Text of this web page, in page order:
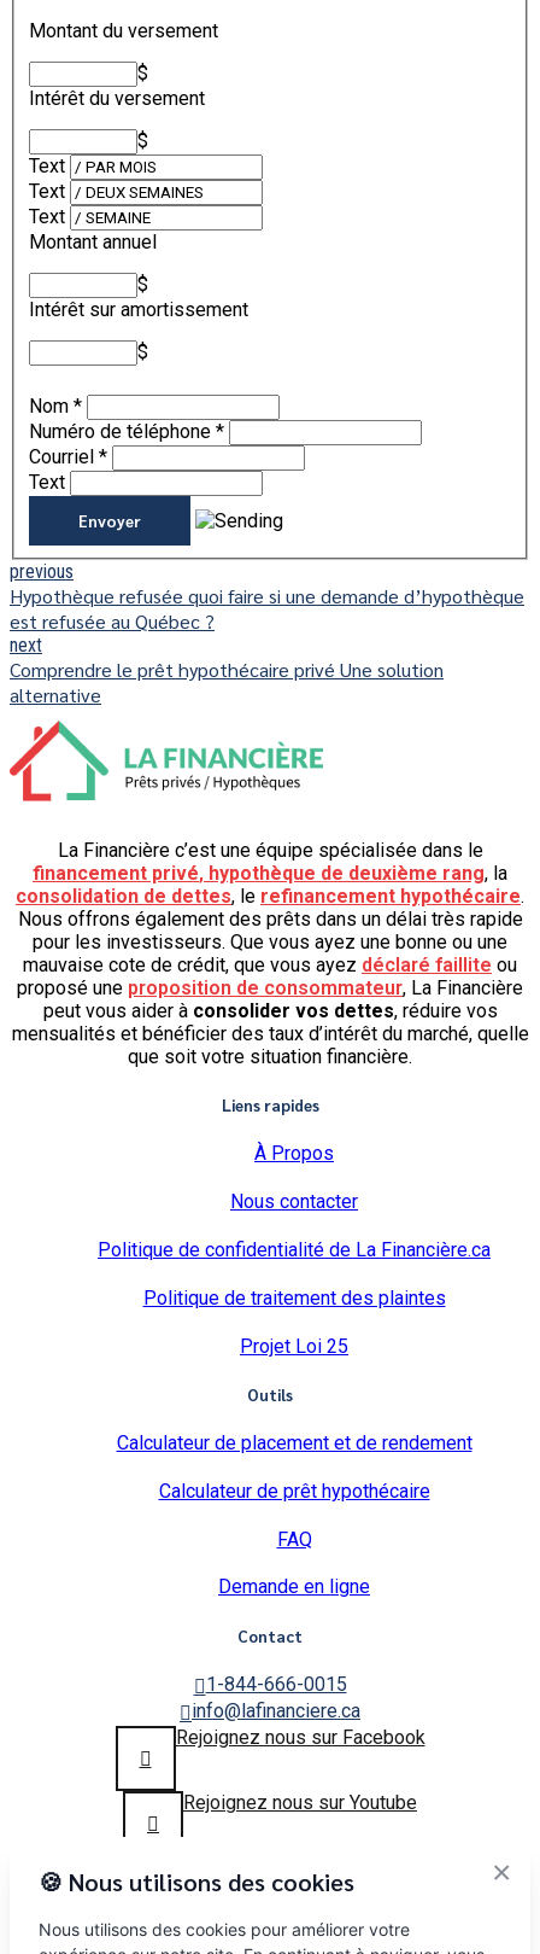
Montant du versement
$
Intérêt du versement
$
Text
Text
Text
Montant annuel
$
Intérêt sur amortissement
$
Nom *
Numéro de téléphone *
Courriel *
Text
previous
Hypothèque refusée quoi faire si une demande d’hypothèque
est refusée au Québec ?
next
Comprendre le prêt hypothécaire privé Une solution
alternative
La Financière c’est une équipe spécialisée dans le
financement privé, hypothèque de deuxième rang, la
consolidation de dettes, le refinancement hypothécaire.
Nous offrons également des prêts dans un délai très rapide
pour les investisseurs. Que vous ayez une bonne ou une
mauvaise cote de crédit, que vous ayez déclaré faillite ou
proposé une proposition de consommateur, La Financière
peut vous aider à consolider vos dettes, réduire vos
mensualités et bénéficier des taux d’intérêt du marché, quelle
que soit votre situation financière.
Liens rapides
À Propos
Nous contacter
Politique de confidentialité de La Financière.ca
Politique de traitement des plaintes
Projet Loi 25
Outils
Calculateur de placement et de rendement
Calculateur de prêt hypothécaire
FAQ
Demande en ligne
Contact
1-844-666-0015
info@lafinanciere.ca
Rejoignez nous sur Facebook
Rejoignez nous sur Youtube
Copyright © 2025lafinanciere.ca– Tous droits réservés
La Financière ou 9130-0954 Québec Inc sont des noms qui
🍪 Nous utilisons des cookies ×
Nous utilisons des cookies pour améliorer votre